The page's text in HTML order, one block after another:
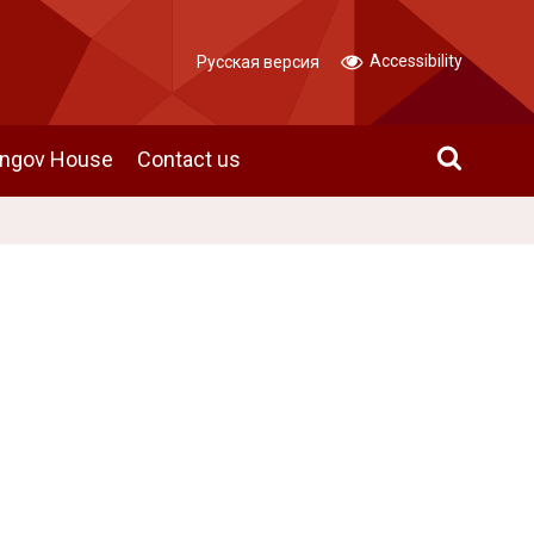
House Contact us
Русская версия Accessibility